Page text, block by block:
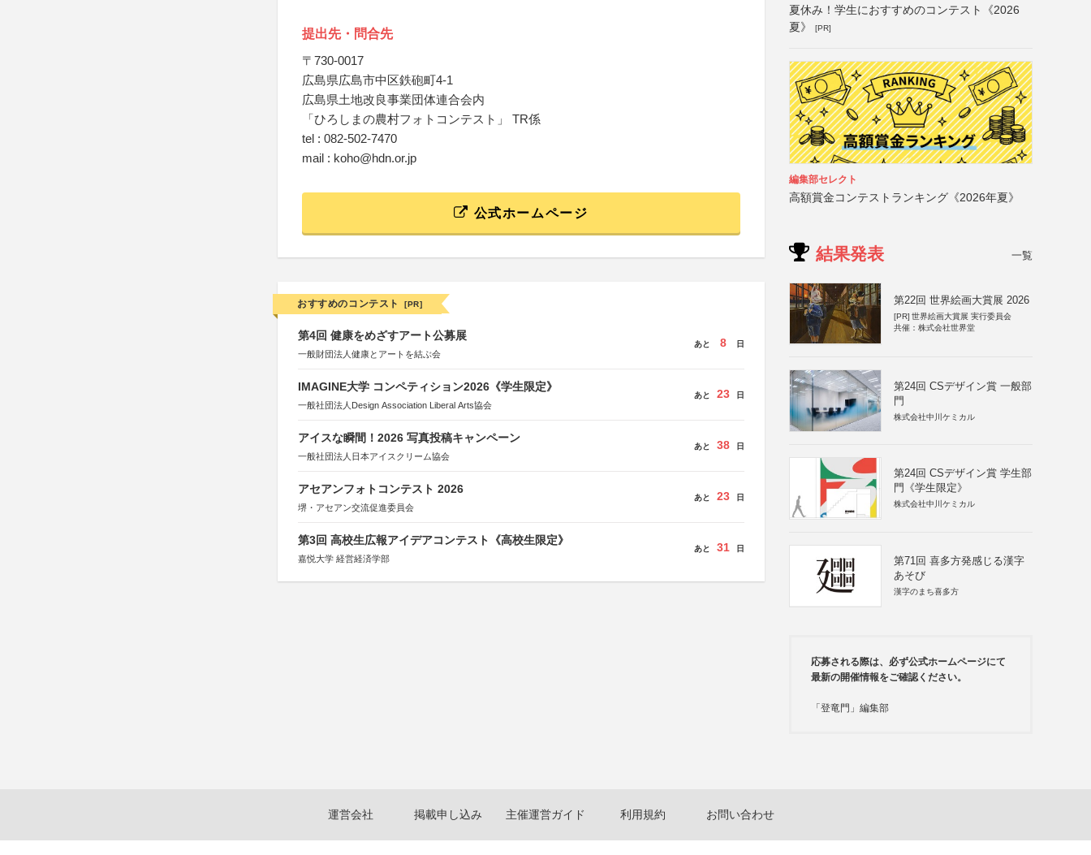
提出先・問合先
〒730-0017
広島県広島市中区鉄砲町4-1
広島県土地改良事業団体連合会内
「ひろしまの農村フォトコンテスト」 TR係
tel : 082-502-7470
mail : koho@hdn.or.jp
公式ホームページ
おすすめのコンテスト [PR]
第4回 健康をめざすアート公募展
一般財団法人健康とアートを結ぶ会
あと 8 日
IMAGINE大学 コンペティション2026《学生限定》
一般社団法人Design Association Liberal Arts協会
あと 23 日
アイスな瞬間！2026 写真投稿キャンペーン
一般社団法人日本アイスクリーム協会
あと 38 日
アセアンフォトコンテスト 2026
堺・アセアン交流促進委員会
あと 23 日
第3回 高校生広報アイデアコンテスト《高校生限定》
嘉悦大学 経営経済学部
あと 31 日
夏休み！学生におすすめのコンテスト《2026
夏》
[PR]
編集部セレクト
高額賞金コンテストランキング《2026年夏》
結果発表 一覧
第22回 世界絵画大賞展 2026
[PR] 世界絵画大賞展 実行委員会
共催：株式会社世界堂
第24回 CSデザイン賞 一般部
門
株式会社中川ケミカル
第24回 CSデザイン賞 学生部
門《学生限定》
株式会社中川ケミカル
第71回 喜多方発感じる漢字
あそび
漢字のまち喜多方
応募される際は、必ず公式ホームページにて
最新の開催情報をご確認ください。
「登竜門」編集部
運営会社 掲載申し込み 主催運営ガイド 利用規約 お問い合わせ